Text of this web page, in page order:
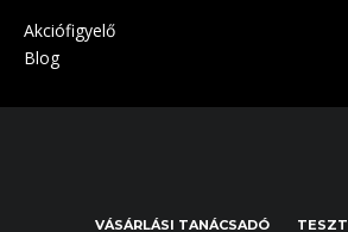
Akciófigyelő
Blog
VÁSÁRLÁSI TANÁCSADÓ